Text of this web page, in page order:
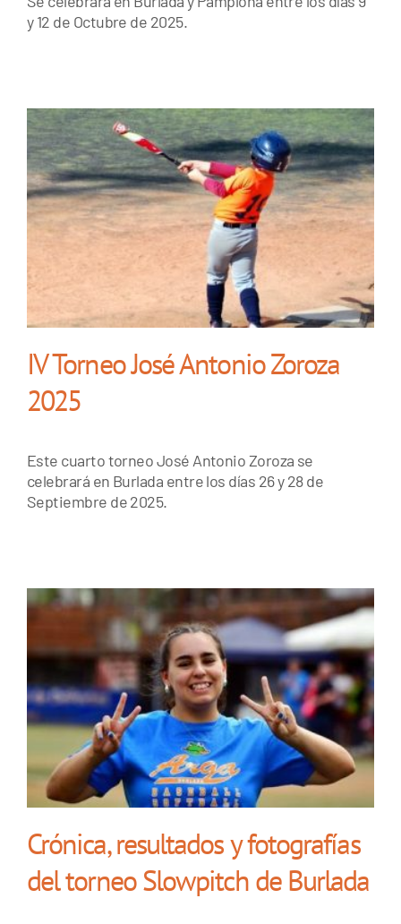
y 12 de Octubre de 2025.
IV Torneo José Antonio Zoroza
2025
Este cuarto torneo José Antonio Zoroza se
celebrará en Burlada entre los días 26 y 28 de
Septiembre de 2025.
Crónica, resultados y fotografías
del torneo Slowpitch de Burlada